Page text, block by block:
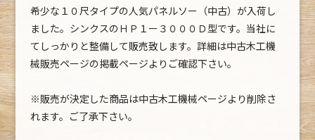
希少な１０尺タイプの人気パネルソー（中古）が入荷し
ました。シンクスのＨＰ１ー３０００Ｄ型です。当社に
てしっかりと整備して販売致します。詳細は中古木工機
械販売ページの掲載ページよりご確認下さい。
※販売が決定した商品は中古木工機械ページより削除さ
れます。ご了承下さい。